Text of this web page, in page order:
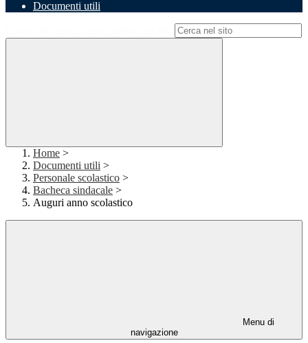
Documenti utili
Home >
Documenti utili >
Personale scolastico >
Bacheca sindacale >
Auguri anno scolastico
Menu di
navigazione